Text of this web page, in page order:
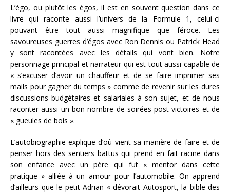
L’égo, ou plutôt les égos, il est en souvent question dans ce
livre qui raconte aussi l’univers de la Formule 1, celui-ci
pouvant être tout aussi magnifique que féroce. Les
savoureuses guerres d’égos avec Ron Dennis ou Patrick Head
y sont racontées avec les détails qui vont bien. Notre
personnage principal et narrateur qui est tout aussi capable de
« s’excuser d’avoir un chauffeur et de se faire imprimer ses
mails pour gagner du temps » comme de revenir sur les dures
discussions budgétaires et salariales à son sujet, et de nous
raconter aussi un bon nombre de soirées post-victoires et de
« gueules de bois ».
L’autobiographie explique d’où vient sa manière de faire et de
penser hors des sentiers battus qui prend en fait racine dans
son enfance avec un père qui fut « mentor dans cette
pratique » alliée à un amour pour l’automobile. On apprend
d’ailleurs que le petit Adrian « dévorait Autosport, la bible des